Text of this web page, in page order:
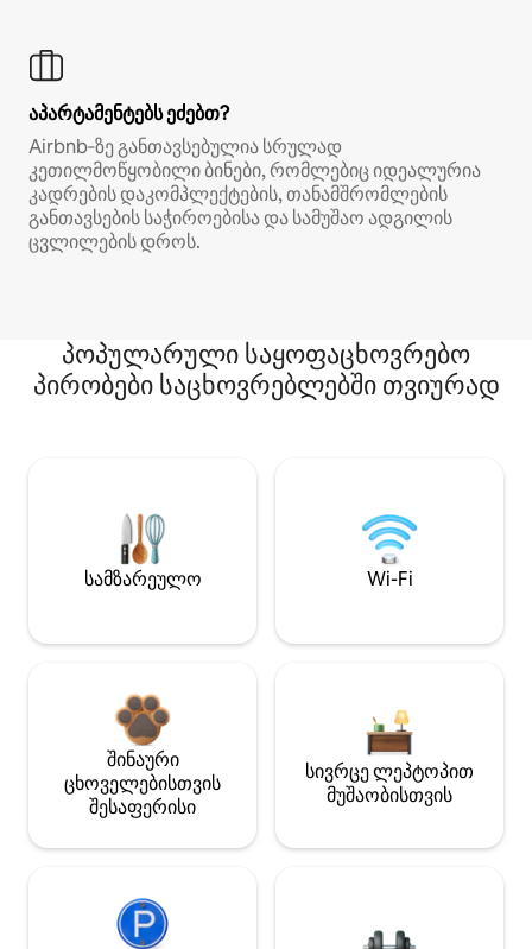
აპარტამენტებს ეძებთ?
Airbnb‑ზე განთავსებულია სრულად
კეთილმოწყობილი ბინები, რომლებიც იდეალურია
კადრების დაკომპლექტების, თანამშრომლების
განთავსების საჭიროებისა და სამუშაო ადგილის
ცვლილების დროს.
პოპულარული საყოფაცხოვრებო
პირობები საცხოვრებლებში თვიურად
სამზარეულო Wi-Fi
შინაური
ცხოველებისთვის
შესაფერისი
სივრცე ლეპტოპით
მუშაობისთვის